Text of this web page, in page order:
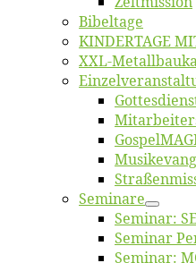
Bi­bel­ta­ge
KINDERTAGE
XXL-
Se­mi­na­re
Se­mi­nar:
Se­mi­nar
Se­mi­nar: